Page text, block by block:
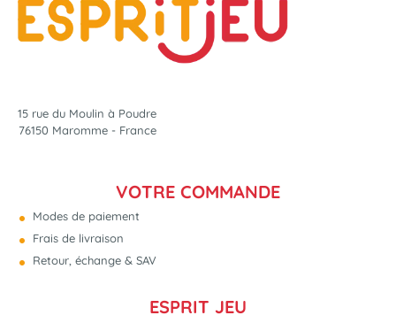
15 rue du Moulin à Poudre
76150 Maromme - France
VOTRE COMMANDE
Modes de paiement
Frais de livraison
Retour, échange & SAV
ESPRIT JEU